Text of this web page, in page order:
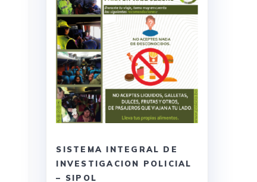
SISTEMA INTEGRAL DE
INVESTIGACION POLICIAL
– SIPOL